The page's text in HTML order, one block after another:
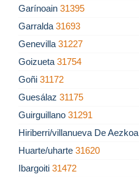
Garínoain 31395
Garralda 31693
Genevilla 31227
Goizueta 31754
Goñi 31172
Guesálaz 31175
Guirguillano 31291
Hiriberri/villanueva De Aezkoa
Huarte/uharte 31620
Ibargoiti 31472